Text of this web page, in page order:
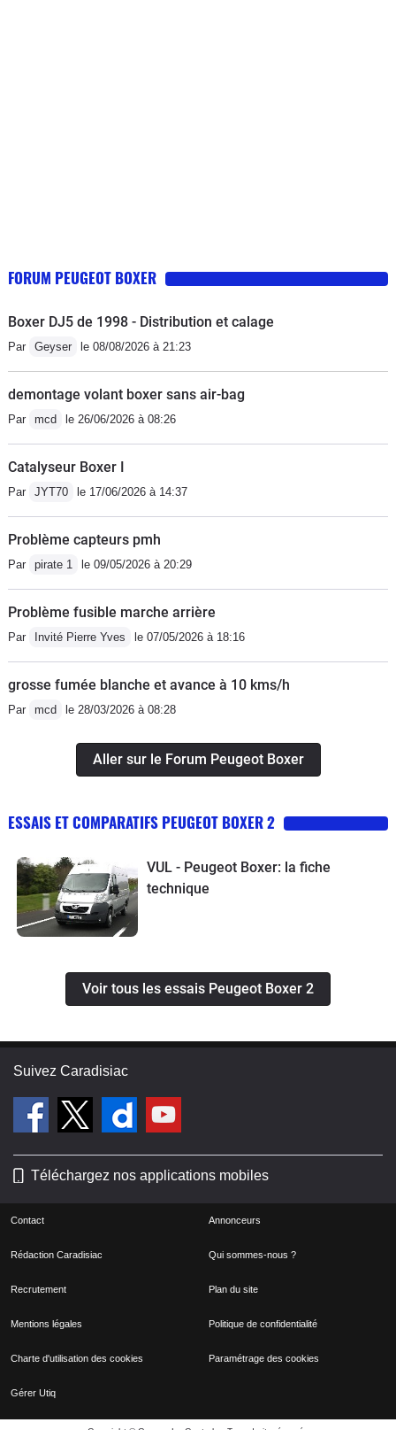
FORUM PEUGEOT BOXER
Boxer DJ5 de 1998 - Distribution et calage
Par Geyser le 08/08/2026 à 21:23
demontage volant boxer sans air-bag
Par mcd le 26/06/2026 à 08:26
Catalyseur Boxer I
Par JYT70 le 17/06/2026 à 14:37
Problème capteurs pmh
Par pirate 1 le 09/05/2026 à 20:29
Problème fusible marche arrière
Par Invité Pierre Yves le 07/05/2026 à 18:16
grosse fumée blanche et avance à 10 kms/h
Par mcd le 28/03/2026 à 08:28
Aller sur le Forum Peugeot Boxer
ESSAIS ET COMPARATIFS PEUGEOT BOXER 2
VUL - Peugeot Boxer: la fiche
technique
Voir tous les essais Peugeot Boxer 2
Suivez Caradisiac
Téléchargez nos applications mobiles
Contact Annonceurs
Rédaction Caradisiac Qui sommes-nous ?
Recrutement Plan du site
Mentions légales Politique de confidentialité
Charte d'utilisation des cookies Paramétrage des cookies
Gérer Utiq